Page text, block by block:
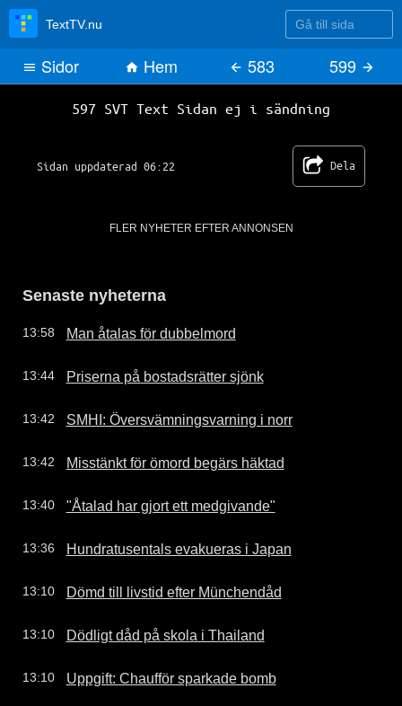
597 SVT Text Sidan ej i sändning
Sidan uppdaterad 06:22 Dela
FLER NYHETER EFTER ANNONSEN
Senaste nyheterna
13:58 Man åtalas för dubbelmord
13:44 Priserna på bostadsrätter sjönk
13:42 SMHI: Översvämningsvarning i norr
13:42 Misstänkt för ömord begärs häktad
13:40 "Åtalad har gjort ett medgivande"
13:36 Hundratusentals evakueras i Japan
13:10 Dömd till livstid efter Münchendåd
13:10 Dödligt dåd på skola i Thailand
13:10 Uppgift: Chaufför sparkade bomb
TextTV.nu Gå till sida
Sidor Hem 583 599